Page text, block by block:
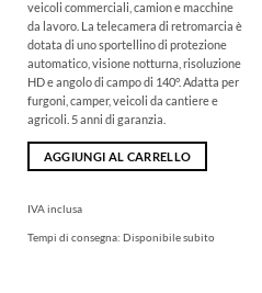
veicoli commerciali, camion e macchine
da lavoro. La telecamera di retromarcia è
dotata di uno sportellino di protezione
automatico, visione notturna, risoluzione
HD e angolo di campo di 140°. Adatta per
furgoni, camper, veicoli da cantiere e
agricoli. 5 anni di garanzia.
AGGIUNGI AL CARRELLO
IVA inclusa
Tempi di consegna: Disponibile subito